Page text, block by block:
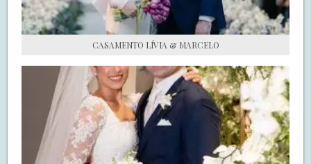
CASAMENTO LÍVIA & MARCELO